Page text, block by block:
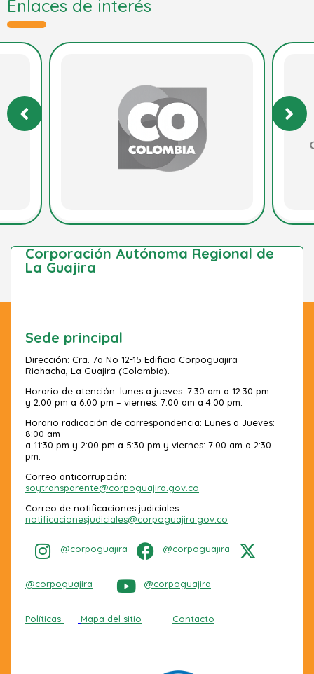
Enlaces de interés
Corporación Autónoma Regional de
La Guajira
Sede principal
Dirección: Cra. 7a No 12-15 Edificio Corpoguajira
Riohacha, La Guajira (Colombia).
Horario de atención: lunes a jueves: 7:30 am a 12:30 pm
y 2:00 pm a 6:00 pm – viernes: 7:00 am a 4:00 pm.
Horario radicación de correspondencia: Lunes a Jueves:
8:00 am
a 11:30 pm y 2:00 pm a 5:30 pm y viernes: 7:00 am a 2:30
pm.
Correo anticorrupción:
soytransparente@corpoguajira.gov.co
Correo de notificaciones judiciales:
notificacionesjudiciales@corpoguajira.gov.co
@corpoguajira @corpoguajira
@corpoguajira @corpoguajira
Políticas Mapa del sitio Contacto